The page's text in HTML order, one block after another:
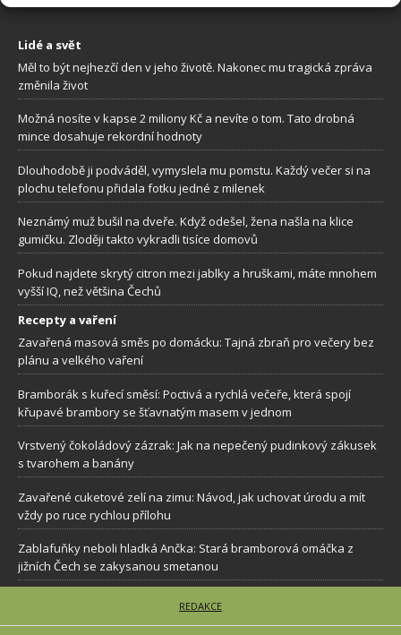
Lidé a svět
Měl to být nejhezčí den v jeho životě. Nakonec mu tragická zpráva
změnila život
Možná nosíte v kapse 2 miliony Kč a nevíte o tom. Tato drobná
mince dosahuje rekordní hodnoty
Dlouhodobě ji podváděl, vymyslela mu pomstu. Každý večer si na
plochu telefonu přidala fotku jedné z milenek
Neznámý muž bušil na dveře. Když odešel, žena našla na klice
gumičku. Zloději takto vykradli tisíce domovů
Pokud najdete skrytý citron mezi jablky a hruškami, máte mnohem
vyšší IQ, než většina Čechů
Recepty a vaření
Zavařená masová směs po domácku: Tajná zbraň pro večery bez
plánu a velkého vaření
Bramborák s kuřecí směsí: Poctivá a rychlá večeře, která spojí
křupavé brambory se šťavnatým masem v jednom
Vrstvený čokoládový zázrak: Jak na nepečený pudinkový zákusek
s tvarohem a banány
Zavařené cuketové zelí na zimu: Návod, jak uchovat úrodu a mít
vždy po ruce rychlou přílohu
Zablafuňky neboli hladká Ančka: Stará bramborová omáčka z
jižních Čech se zakysanou smetanou
REDAKCE